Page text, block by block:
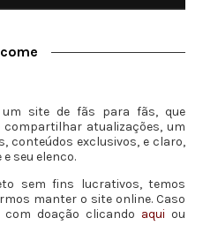
site de fãs para fãs, que
compartilhar atualizações, um
conteúdos exclusivos, e claro,
seu elenco.
sem fins lucrativos, temos
manter o site online. Caso
doação clicando aqui ou